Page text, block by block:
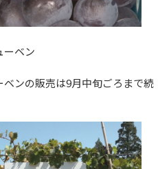
ーベン
ンの販売は9月中旬ごろまで続